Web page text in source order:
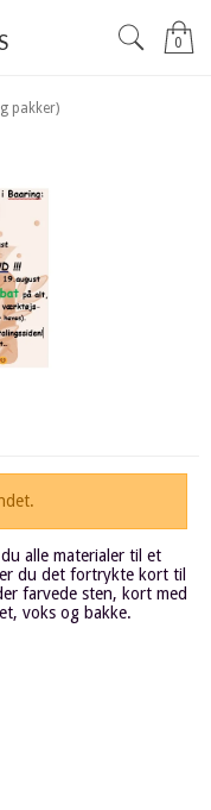
0
pakker)
alle materialer til et
du det fortrykte kort til
farvede sten, kort med
voks og bakke.